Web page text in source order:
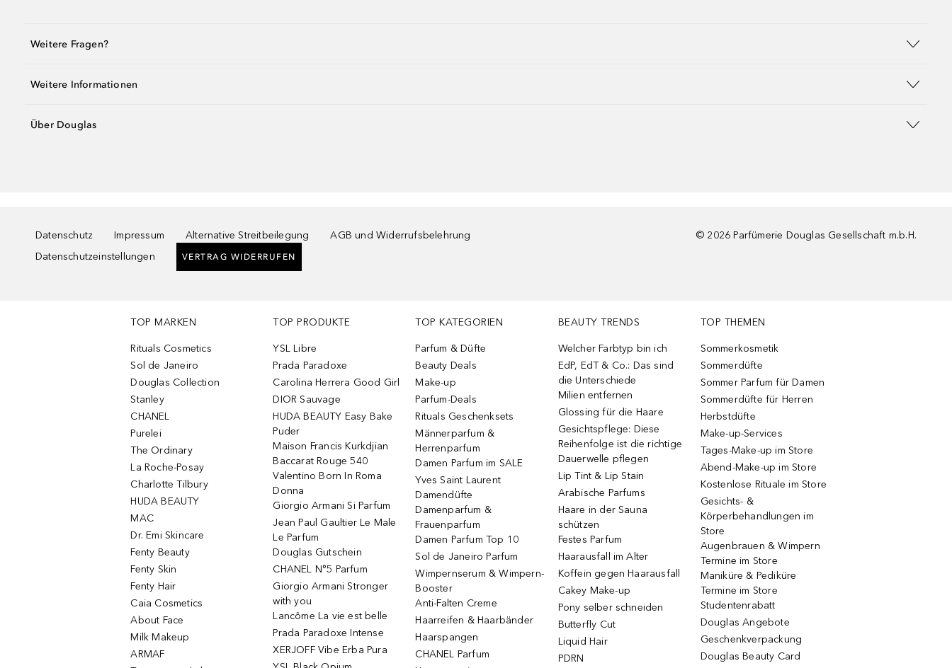
Weitere Fragen?
Weitere Informationen
Über Douglas
Datenschutz Impressum Alternative Streitbeilegung
AGB und Widerrufsbelehrung
Datenschutzeinstellungen
VERTRAG WIDERRUFEN
© 2026 Parfümerie Douglas Gesellschaft m.b.H.
TOP MARKEN
Rituals Cosmetics
Sol de Janeiro
Douglas Collection
Stanley
CHANEL
Purelei
The Ordinary
La Roche-Posay
Charlotte Tilbury
HUDA BEAUTY
MAC
Dr. Emi Skincare
Fenty Beauty
Fenty Skin
Fenty Hair
Caia Cosmetics
About Face
Milk Makeup
ARMAF
TOP PRODUKTE
YSL Libre
Prada Paradoxe
Carolina Herrera Good Girl
DIOR Sauvage
HUDA BEAUTY Easy Bake
Puder
Maison Francis Kurkdjian
Baccarat Rouge 540
Valentino Born In Roma
Donna
Giorgio Armani Si Parfum
Jean Paul Gaultier Le Male
Le Parfum
Douglas Gutschein
CHANEL N°5 Parfum
Giorgio Armani Stronger
with you
Lancôme La vie est belle
Prada Paradoxe Intense
XERJOFF Vibe Erba Pura
TOP KATEGORIEN
Parfum & Düfte
Beauty Deals
Make-up
Parfum-Deals
Rituals Geschenksets
Männerparfum &
Herrenparfum
Damen Parfum im SALE
Yves Saint Laurent
Damendüfte
Damenparfum &
Frauenparfum
Damen Parfum Top 10
Sol de Janeiro Parfum
Wimpernserum & Wimpern-
Booster
Anti-Falten Creme
Haarreifen & Haarbänder
Haarspangen
CHANEL Parfum
BEAUTY TRENDS
Welcher Farbtyp bin ich
EdP, EdT & Co.: Das sind
die Unterschiede
Milien entfernen
Glossing für die Haare
Gesichtspflege: Diese
Reihenfolge ist die richtige
Dauerwelle pflegen
Lip Tint & Lip Stain
Arabische Parfums
Haare in der Sauna
schützen
Festes Parfum
Haarausfall im Alter
Koffein gegen Haarausfall
Cakey Make-up
Pony selber schneiden
Butterfly Cut
Liquid Hair
PDRN
TOP THEMEN
Sommerkosmetik
Sommerdüfte
Sommer Parfum für Damen
Sommerdüfte für Herren
Herbstdüfte
Make-up-Services
Tages-Make-up im Store
Abend-Make-up im Store
Kostenlose Rituale im Store
Gesichts- &
Körperbehandlungen im
Store
Augenbrauen & Wimpern
Termine im Store
Maniküre & Pediküre
Termine im Store
Studentenrabatt
Douglas Angebote
Geschenkverpackung
Douglas Beauty Card